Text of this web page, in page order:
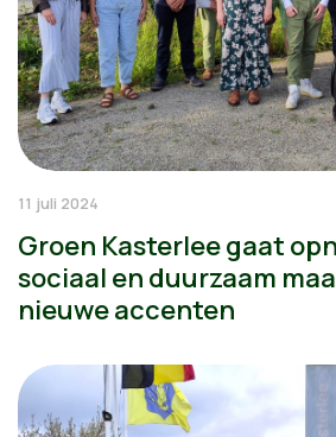
11 juli 2024
Groen Kasterlee gaat
sociaal en duurzaam
nieuwe accenten